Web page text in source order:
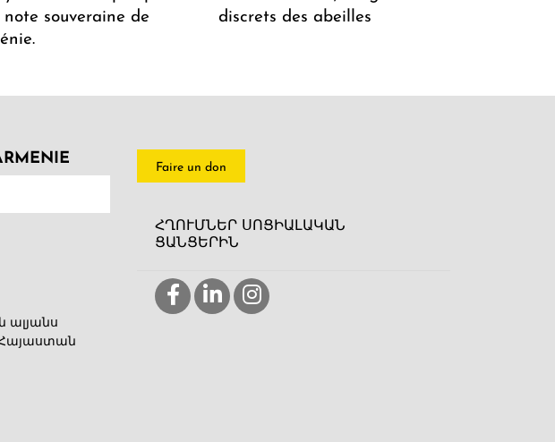
souveraine de
discrets des abeilles
Հայաստան
Faire un don
ՀՂՈՒՄՆԵՐ ՍՈՑԻԱԼԱԿԱՆ
ՑԱՆՑԵՐԻՆ